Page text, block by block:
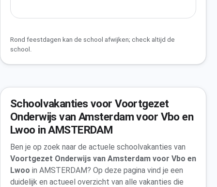
Rond feestdagen kan de school afwijken; check altijd de
school.
Schoolvakanties voor Voortgezet
Onderwijs van Amsterdam voor Vbo en
Lwoo in AMSTERDAM
Ben je op zoek naar de actuele schoolvakanties van
Voortgezet Onderwijs van Amsterdam voor Vbo en
Lwoo in AMSTERDAM? Op deze pagina vind je een
duidelijk en actueel overzicht van alle vakanties die